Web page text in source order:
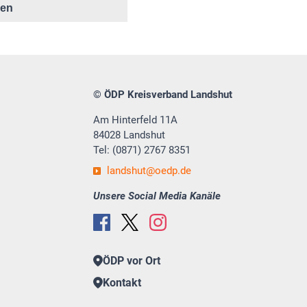
© ÖDP Kreisverband Landshut
Am Hinterfeld 11A
84028 Landshut
Tel: (0871) 2767 8351
landshut
oedp.de
Unsere Social Media Kanäle
ÖDP vor Ort
Kontakt